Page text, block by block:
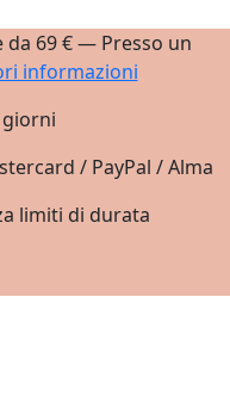
69 € — Presso un
informazioni
giorni
/ PayPal / Alma
limiti di durata